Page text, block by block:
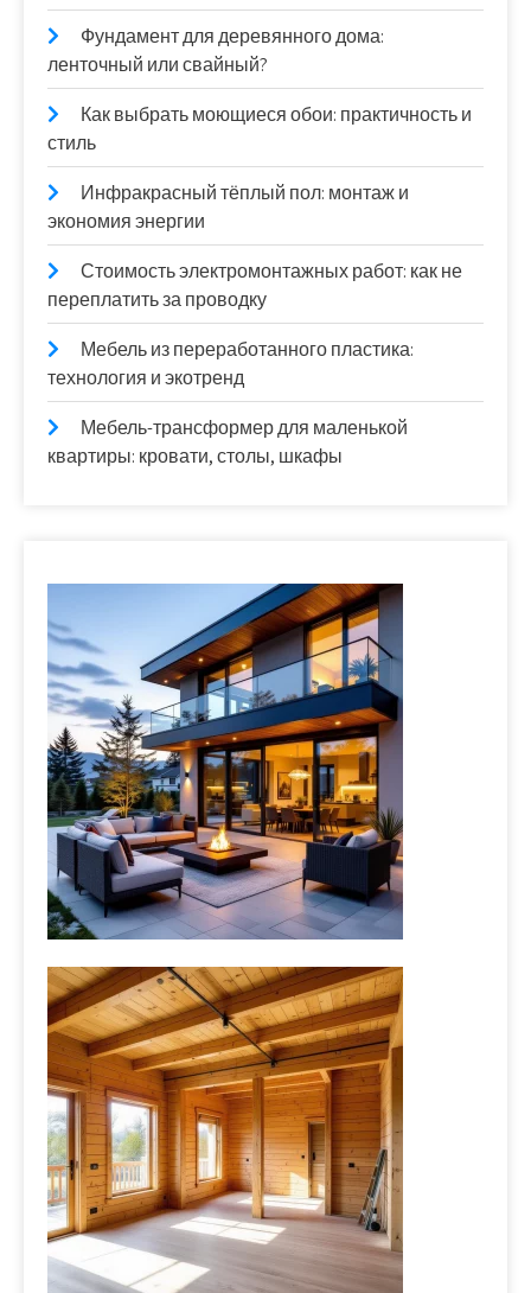
Фундамент для деревянного дома:
ленточный или свайный?
Как выбрать моющиеся обои: практичность и
стиль
Инфракрасный тёплый пол: монтаж и
экономия энергии
Стоимость электромонтажных работ: как не
переплатить за проводку
Мебель из переработанного пластика:
технология и экотренд
Мебель-трансформер для маленькой
квартиры: кровати, столы, шкафы